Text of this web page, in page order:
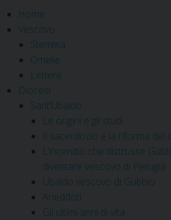
Home
Vescovo
Stemma
Omelie
Lettere
Diocesi
Sant’Ubaldo
Le origini e gli studi
Il sacerdozio e la riforma del
L’incendio che distrusse
diventare vescovo di Perugia
Ubaldo vescovo di Gubbio
Aneddoti
Gli ultimi anni di vita